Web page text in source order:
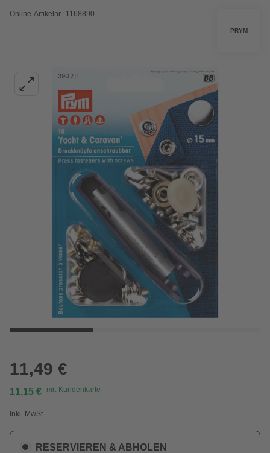
Online-Artikelnr.: 1168890
PRYM
11,49 €
11,15 € mit Kundenkarte
Inkl. MwSt.
RESERVIEREN & ABHOLEN